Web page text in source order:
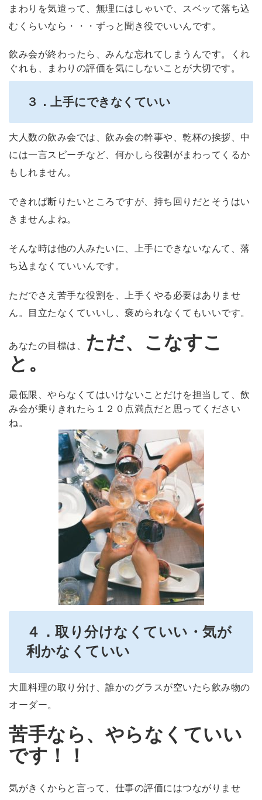
まわりを気遣って、無理にはしゃいで、スベッて落ち込
むくらいなら・・・ずっと聞き役でいいんです。
飲み会が終わったら、みんな忘れてしまうんです。くれ
ぐれも、まわりの評価を気にしないことが大切です。
３．上手にできなくていい
大人数の飲み会では、飲み会の幹事や、乾杯の挨拶、中
には一言スピーチなど、何かしら役割がまわってくるか
もしれません。
できれば断りたいところですが、持ち回りだとそうはい
きませんよね。
そんな時は他の人みたいに、上手にできないなんて、落
ち込まなくていいんです。
ただでさえ苦手な役割を、上手くやる必要はありませ
ん。目立たなくていいし、褒められなくてもいいです。
あなたの目標は、
ただ、こなすこ
と。
最低限、やらなくてはいけないことだけを担当して、飲
み会が乗りきれたら１２０点満点だと思ってください
ね。
４．取り分けなくていい・気が
利かなくていい
大皿料理の取り分け、誰かのグラスが空いたら飲み物の
オーダー。
苦手なら、やらなくていい
です！！
気がきくからと言って、仕事の評価にはつながりませ